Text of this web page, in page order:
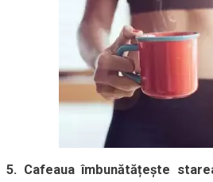
5. Cafeaua îmbunătățește